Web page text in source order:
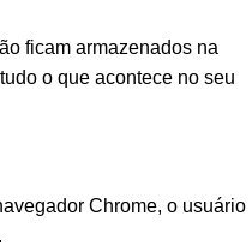
ficam armazenados na
o que acontece no seu
Chrome, o usuário